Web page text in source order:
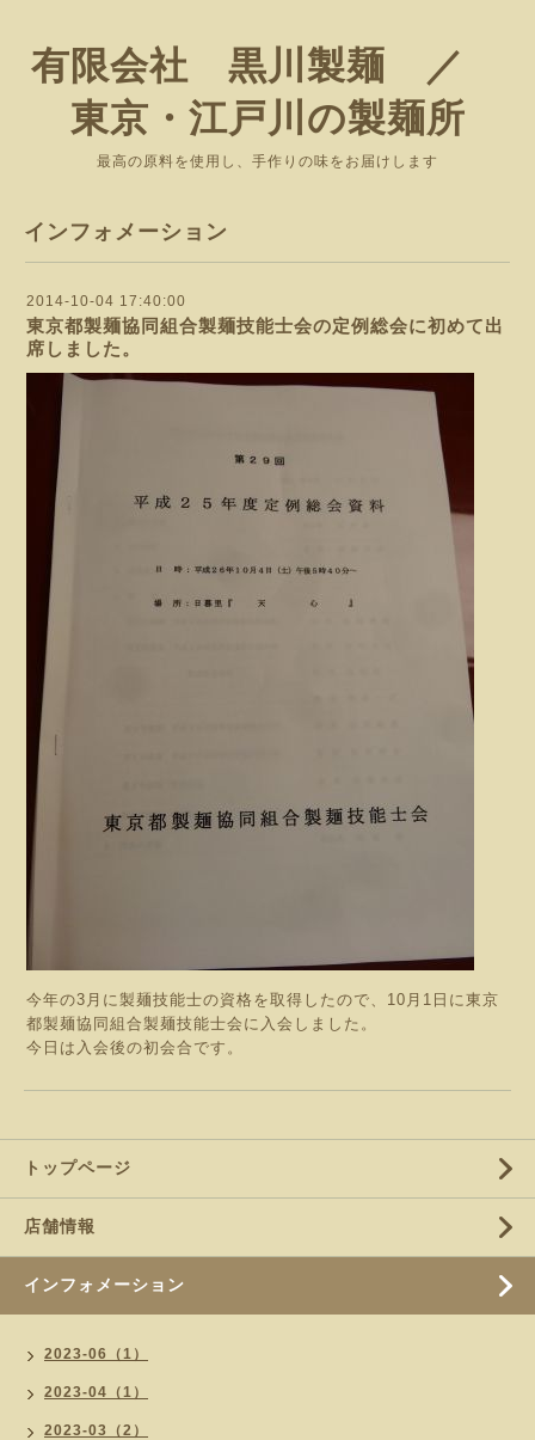
有限会社 黒川製麺 ／
東京・江戸川の製麺所
最高の原料を使用し、手作りの味をお届けします
インフォメーション
2014-10-04 17:40:00
東京都製麺協同組合製麺技能士会の定例総会に初めて出
席しました。
今年の3月に製麺技能士の資格を取得したので、10月1日に東京
都製麺協同組合製麺技能士会に入会しました。
今日は入会後の初会合です。
トップページ
店舗情報
インフォメーション
2023-06（1）
2023-04（1）
2023-03（2）